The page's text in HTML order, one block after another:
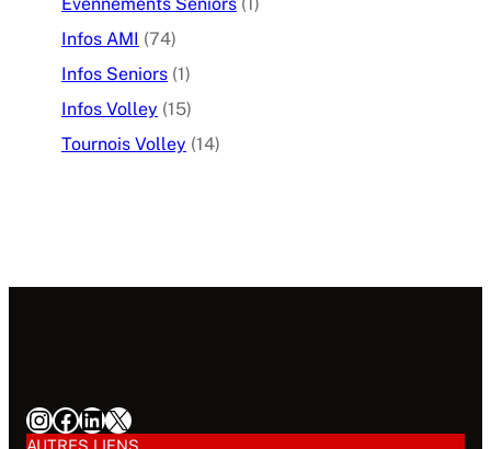
Evènnements Seniors (1)
Infos AMI (74)
Infos Seniors (1)
Infos Volley (15)
Tournois Volley (14)